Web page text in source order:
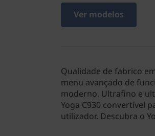
Ver modelos
Qualidade de fabrico
menu avançado de
moderno. Ultrafino e
Yoga C930 convertível
utilizador. Descubra o